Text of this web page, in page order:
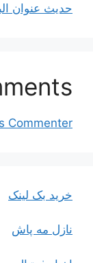
حديث عنوان
Commenter
خرید بک لینک
نازل مه پاش